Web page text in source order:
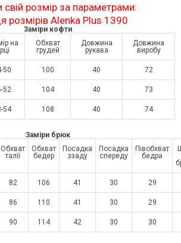
свій розмір за параметрами:
розмірів Alenka Plus 1390
Заміри кофти
на
Обхват
грудей
Довжина
рукава
Довжина
виробу
50 100 40 72
52 104 40 73
54 108 40 74
Заміри брюк
Обхват
талії
Обхват
бедер
Посадка
ззаду
Посадка
спереду
Півобхват
бедра
82 106 41 30 29
86 110 41 30 29
90 114 42 30 30